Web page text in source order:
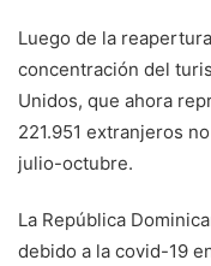
Luego de la
concentración del
Unidos, que ahora
221.951 extranjeros
julio-octubre.
La República
debido a la covid-19